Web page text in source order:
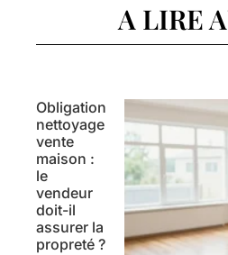
A LIRE
Obligation
nettoyage
vente
maison :
le
vendeur
doit-il
assurer la
propreté ?